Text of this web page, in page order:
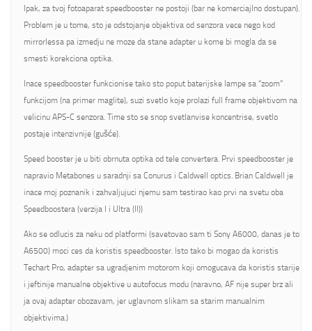
Ipak, za tvoj fotoaparat speedbooster ne postoji (bar ne komerciajlno dostupan).
Problem je u tome, sto je odstojanje objektiva od senzora vece nego kod
mirrorlessa pa izmedju ne moze da stane adapter u kome bi mogla da se
smesti korekciona optika.
Inace speedbooster funkcionise tako sto poput baterijske lampe sa “zoom”
funkcijom (na primer maglite), suzi svetlo koje prolazi full frame objektivom na
velicinu APS-C senzora. Time sto se snop svetlanvise koncentrise, svetlo
postaje intenzivnije (gušće).
Speed booster je u biti obrnuta optika od tele convertera. Prvi speedbooster je
napravio Metabones u saradnji sa Conurus i Caldwell optics. Brian Caldwell je
inace moj poznanik i zahvaljujuci njemu sam testirao kao prvi na svetu oba
Speedboostera (verzija I i Ultra (II))
Ako se odlucis za neku od platformi (savetovao sam ti Sony A6000, danas je to
A6500) moci ces da koristis speedbooster. Isto tako bi mogao da koristis
Techart Pro, adapter sa ugradjenim motorom koji omogucava da koristis starije
i jeftinije manualne objektive u autofocus modu (naravno, AF nije super brz ali
ja ovaj adapter obozavam, jer uglavnom slikam sa starim manualnim
objektivima.)